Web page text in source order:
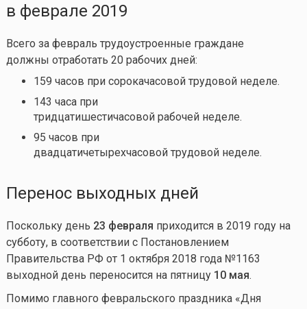
в феврале 2019
Всего за февраль трудоустроенные граждане
должны отработать 20 рабочих дней:
159 часов при сорокачасовой трудовой неделе.
143 часа при
тридцатишестичасовой рабочей неделе.
95 часов при
двадцатичетырехчасовой трудовой неделе.
Перенос выходных дней
Поскольку день 23 февраля приходится в 2019 году на
субботу, в соответствии с Постановлением
Правительства РФ от 1 октября 2018 года №1163
выходной день переносится на пятницу 10 мая.
Помимо главного февральского праздника «Дня